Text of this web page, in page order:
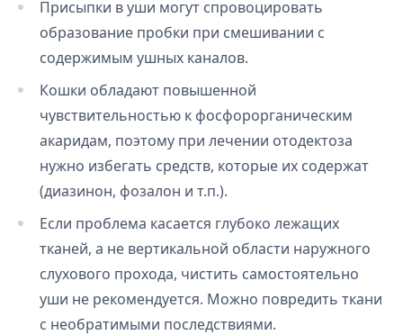
Присыпки в уши могут спровоцировать
образование пробки при смешивании с
содержимым ушных каналов.
Кошки обладают повышенной
чувствительностью к фосфорорганическим
акаридам, поэтому при лечении отодектоза
нужно избегать средств, которые их содержат
(диазинон, фозалон и т.п.).
Если проблема касается глубоко лежащих
тканей, а не вертикальной области наружного
слухового прохода, чистить самостоятельно
уши не рекомендуется. Можно повредить ткани
с необратимыми последствиями.